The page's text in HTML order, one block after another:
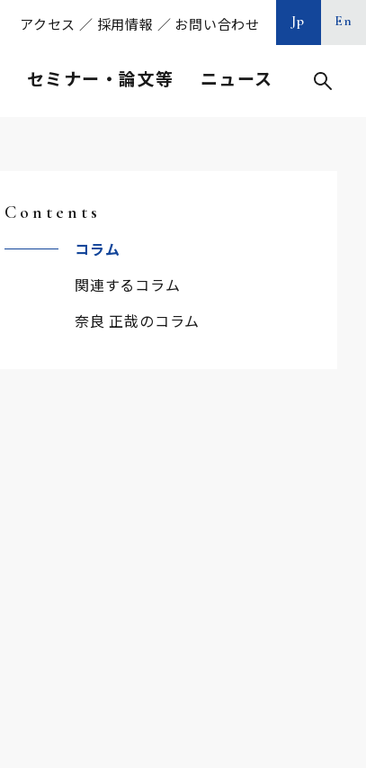
アクセス ／ 採用情報 ／ お問い合わせ Jp En
セミナー・論文等 ニュース
Contents
コラム
関連するコラム
奈良 正哉のコラム